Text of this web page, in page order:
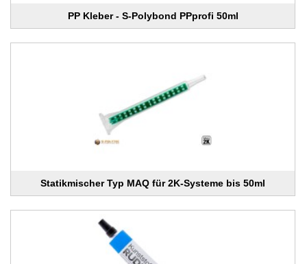
PP Kleber - S-Polybond PPprofi 50ml
Statikmischer Typ MAQ für 2K-Systeme bis 50ml